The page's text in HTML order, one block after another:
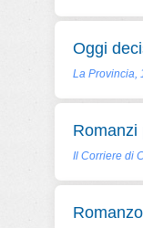
Oggi
La Provincia,
Romanzi
Il Corriere di